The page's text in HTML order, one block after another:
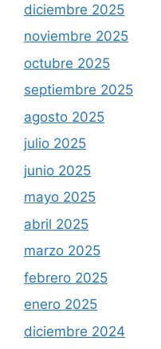
diciembre 2025
noviembre 2025
octubre 2025
septiembre 2025
agosto 2025
julio 2025
junio 2025
mayo 2025
abril 2025
marzo 2025
febrero 2025
enero 2025
diciembre 2024